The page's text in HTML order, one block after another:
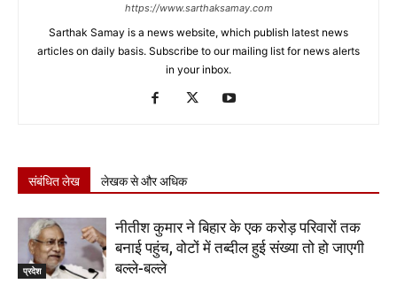
https://www.sarthaksamay.com
Sarthak Samay is a news website, which publish latest news
articles on daily basis. Subscribe to our mailing list for news alerts
in your inbox.
संबंधित लेख लेखक से और अधिक
प्रदेश
नीतीश कुमार ने बिहार के एक करोड़ परिवारों तक
बनाई पहुंच, वोटों में तब्दील हुई संख्या तो हो जाएगी
बल्ले-बल्ले